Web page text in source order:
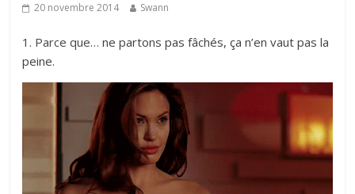
20 novembre 2014 Swann
1. Parce que…ne partons pas fâchés, ça n’en vaut pas la
peine.